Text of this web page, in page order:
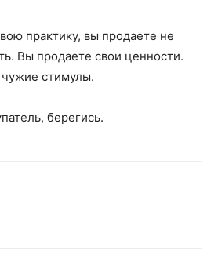
практику, вы продаете не
Вы продаете свои ценности.
стимулы.
берегись.